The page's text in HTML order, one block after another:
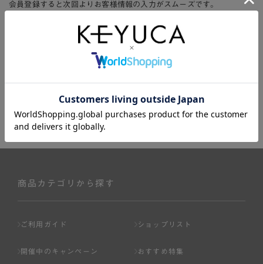
会員登録すると次回よりお客様情報の入力がスムーズです。
ージ、購入履歴をご利用いただけます。
商品カテゴリから探す
ご利用ガイド ショップリスト
開催中のキャンペーン おすすめ特集